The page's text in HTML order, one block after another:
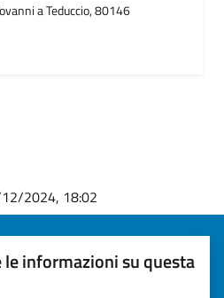
a Teduccio, 80146
2024, 18:02
informazioni su questa